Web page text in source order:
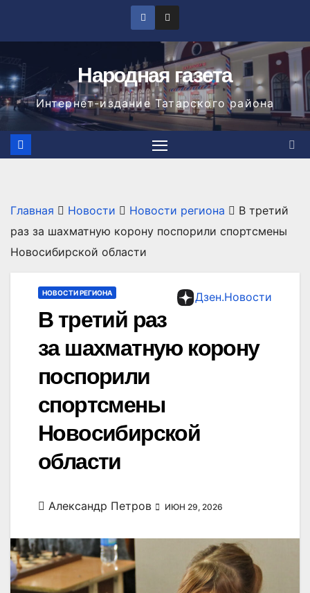
Народная газета
Интернет-издание Татарского района
Главная Новости Новости региона
В третий
раз за шахматную корону поспорили спортсмены
Новосибирской области
Дзен.Новости
НОВОСТИ РЕГИОНА
В третий раз
за шахматную корону
поспорили
спортсмены
Новосибирской
области
Александр Петров ИЮН 29, 2026